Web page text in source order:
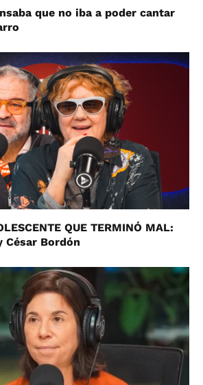
que no iba a poder cantar
QUE TERMINÓ MAL:
César Bordón